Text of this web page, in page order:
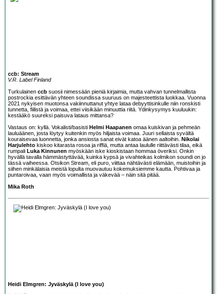
ccb: Stream
V.R. Label Finland
Turkulainen ccb suosii nimessään pieniä kirjaimia, mutta vahvan tunnelmallista
postrockia esittävän yhteen soundissa suuruus on majesteettista luokkaa. Vuonna
2021 nykyisen muotonsa vakiinnuttanut yhtye lataa debyyttisinkulle niin ronskisti
tunnetta, fiilistä ja voimaa, ettei viisikään minuuttia riitä. Ydinkysymys kuuluukin:
kestääkö suureksi paisuva lataus mittansa?
Vastaus on: kyllä. Vokalisti/basisti Helmi Haapanen omaa kuiskivan ja pehmeän
lauluäänen, josta löytyy kuitenkin myös hiljaista voimaa. Juuri sellaista syvältä
kouraisevaa luonnetta, jonka ansiosta sanat eivät katoa äänen aaltoihin. Nikolai
Harjulehto kiskoo kitarasta rosoa ja riffiä, mutta antaa laululle riittävästi tilaa, eikä
rumpali Luka Kinnunen myöskään iske kioskistaan hommaa överiksi. Onkin
hyvällä tavalla hämmästyttävää, kuinka kypsä ja vivahteikas kolmikon soundi on jo
tässä vaiheessa. Otsikon Stream, eli puro, viittaa nähtävästi elämään, muistoihin ja
siihen minkälaisia meistä lopulta muovautuu kokemuksiemme kautta. Pohtivaa ja
puntaroivaa, vaan myös voimallista ja väkevää – näin sitä pitää.
Mika Roth
Heidi Elmgren: Jyväskylä (I love you)